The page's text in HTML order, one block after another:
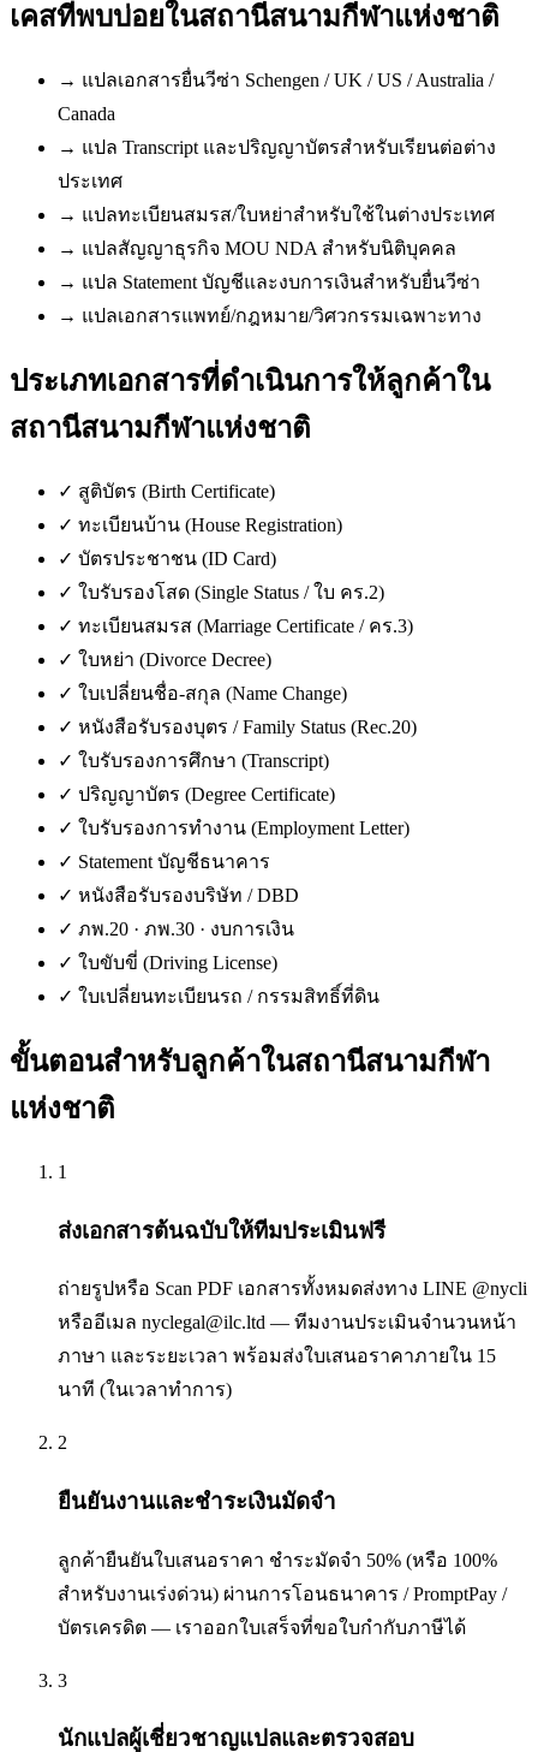
เคสที่พบบ่อยในสถานีสนามกีฬาแห่งชาติ
→ แปลเอกสารยื่นวีซ่า Schengen / UK / US / Australia /
Canada
→ แปล Transcript และปริญญาบัตรสำหรับเรียนต่อต่าง
ประเทศ
→ แปลทะเบียนสมรส/ใบหย่าสำหรับใช้ในต่างประเทศ
→ แปลสัญญาธุรกิจ MOU NDA สำหรับนิติบุคคล
→ แปล Statement บัญชีและงบการเงินสำหรับยื่นวีซ่า
→ แปลเอกสารแพทย์/กฎหมาย/วิศวกรรมเฉพาะทาง
ประเภทเอกสารที่ดำเนินการให้ลูกค้าใน
สถานีสนามกีฬาแห่งชาติ
✓ สูติบัตร (Birth Certificate)
✓ ทะเบียนบ้าน (House Registration)
✓ บัตรประชาชน (ID Card)
✓ ใบรับรองโสด (Single Status / ใบ คร.2)
✓ ทะเบียนสมรส (Marriage Certificate / คร.3)
✓ ใบหย่า (Divorce Decree)
✓ ใบเปลี่ยนชื่อ-สกุล (Name Change)
✓ หนังสือรับรองบุตร / Family Status (Rec.20)
✓ ใบรับรองการศึกษา (Transcript)
✓ ปริญญาบัตร (Degree Certificate)
✓ ใบรับรองการทำงาน (Employment Letter)
✓ Statement บัญชีธนาคาร
✓ หนังสือรับรองบริษัท / DBD
✓ ภพ.20 · ภพ.30 · งบการเงิน
✓ ใบขับขี่ (Driving License)
✓ ใบเปลี่ยนทะเบียนรถ / กรรมสิทธิ์ที่ดิน
ขั้นตอนสำหรับลูกค้าในสถานีสนามกีฬา
แห่งชาติ
1
ส่งเอกสารต้นฉบับให้ทีมประเมินฟรี
ถ่ายรูปหรือ Scan PDF เอกสารทั้งหมดส่งทาง LINE @nycli
หรืออีเมล nyclegal@ilc.ltd — ทีมงานประเมินจำนวนหน้า
ภาษา และระยะเวลา พร้อมส่งใบเสนอราคาภายใน 15
นาที (ในเวลาทำการ)
2
ยืนยันงานและชำระเงินมัดจำ
ลูกค้ายืนยันใบเสนอราคา ชำระมัดจำ 50% (หรือ 100%
สำหรับงานเร่งด่วน) ผ่านการโอนธนาคาร / PromptPay /
บัตรเครดิต — เราออกใบเสร็จที่ขอใบกำกับภาษีได้
3
นักแปลผู้เชี่ยวชาญแปลและตรวจสอบ